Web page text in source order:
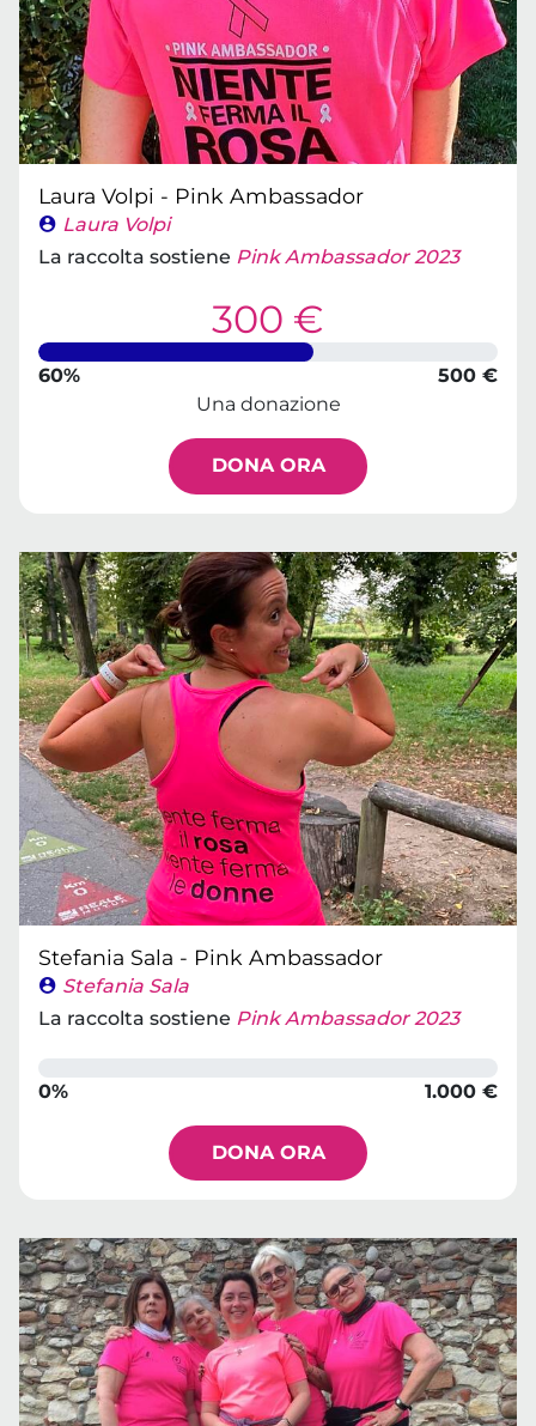
Laura Volpi - Pink Ambassador
Laura Volpi
La raccolta sostiene Pink Ambassador 2023
300 €
60%
500 €
Una donazione
DONA ORA
Stefania Sala - Pink Ambassador
Stefania Sala
La raccolta sostiene Pink Ambassador 2023
0% 1.000 €
DONA ORA